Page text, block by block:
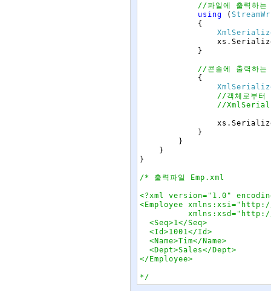
//파일에 출력하는
using
(
{
xs .
}
//콘솔에 출력하는
{
//객체로부터
//
xs .
}
}
}
}
/* 출력파일 Emp.xml
<?xml version="1.0"
<Employee
xmlns:xsd="http://
<Seq>1</Seq>
<Id>1001</Id>
<Name>Tim</Name>
<Dept>Sales</Dept>
</Employee>
*/